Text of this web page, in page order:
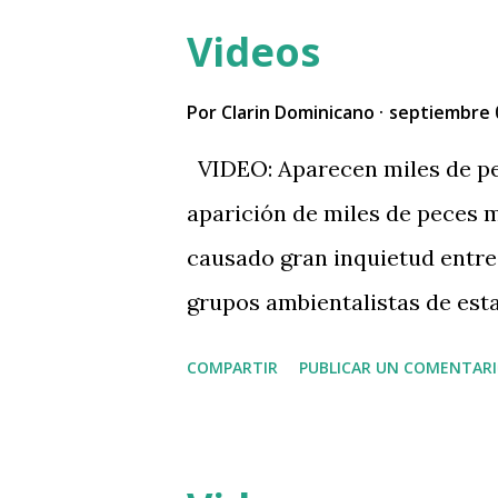
por Somos Pueblo en su
mas abajo. Un apagón que
Aeropuerto Internacional de
(AILA) ha provocado serias
generando retrasos y
De acuerdo con…
Videos
Por Clarin Dominicano septiembre
VIDEO: Aparecen miles de
aparición de miles de peces
causado gran inquietud
grupos ambientalistas de
COMPARTIR PUBLICAR UN